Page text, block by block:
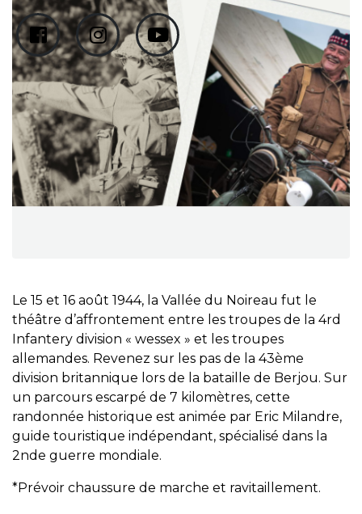
Le 15 et 16 août 1944, la Vallée du Noireau fut le
théâtre d’affrontement entre les troupes de la 4rd
Infantery division « wessex » et les troupes
allemandes. Revenez sur les pas de la 43ème
division britannique lors de la bataille de Berjou. Sur
un parcours escarpé de 7 kilomètres, cette
randonnée historique est animée par Eric Milandre,
guide touristique indépendant, spécialisé dans la
2nde guerre mondiale.
*Prévoir chaussure de marche et ravitaillement.